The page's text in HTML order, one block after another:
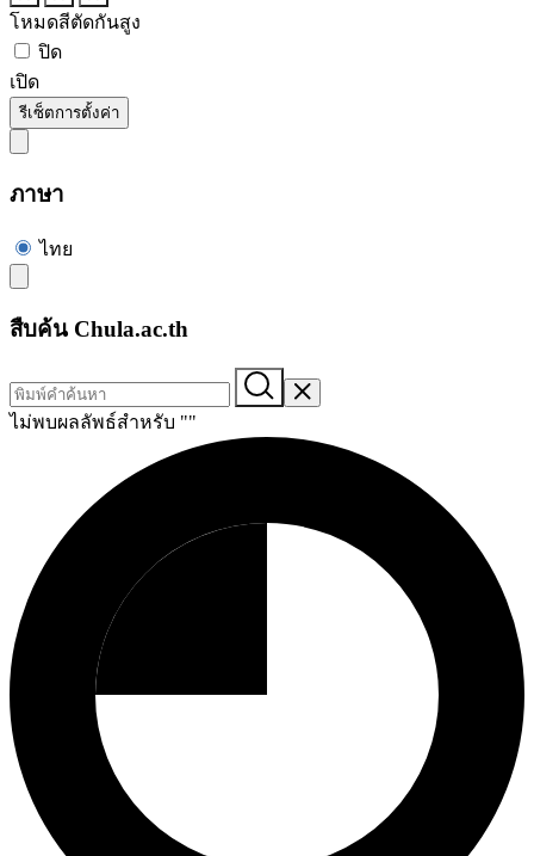
โหมดสีตัดกันสูง
ปิด
เปิด
รีเซ็ตการตั้งค่า
ภาษา
ไทย
สืบค้น Chula.ac.th
ไม่พบผลลัพธ์สำหรับ ""